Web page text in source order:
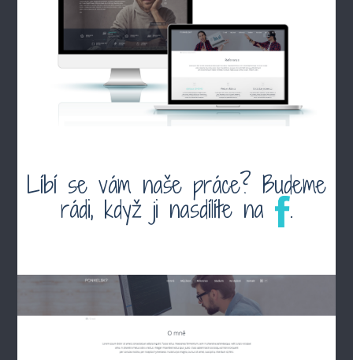
Líbí se vám naše práce? Budeme
rádi, když ji nasdílíte na .